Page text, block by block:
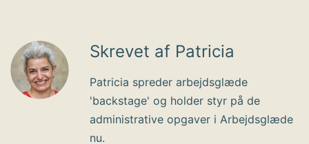
Skrevet af Patricia
Patricia spreder arbejdsglæde
'backstage' og holder styr på de
administrative opgaver i Arbejdsglæde
nu.